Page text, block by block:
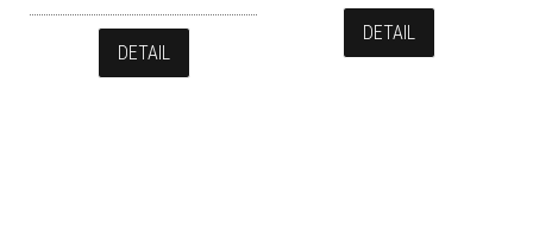
DETAIL
DETAIL